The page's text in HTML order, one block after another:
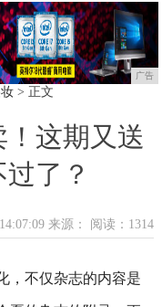
广告
> 正文
这期又送
了？
来源： 阅读：1314
，不仅杂志的内容是